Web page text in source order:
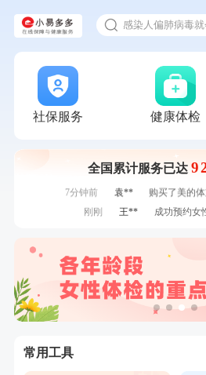
甲状腺癌怎么筛查
社保服务 健康体检
全国累计服务已达
1分钟前
陆**
购买了固本堂
1分钟前
姜**
购买了五
2分钟前
江**
成功预约
2分钟前
成功预约了
毛**
购买了汤臣倍健多维男
瓶
4分钟前
购买了厨房家用
7分钟前
戴*
购买了便
7分钟前
袁**
购买了美的
刚刚
王**
成功预约女
常用工具